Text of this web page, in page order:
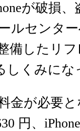
が破損
ルセンタ
備したリ
しくみに
金が必要
円、